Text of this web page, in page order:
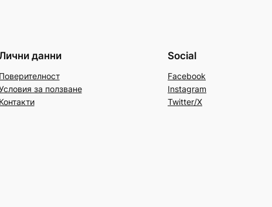
данни
Поверителност
за ползване
Контакти
Social
Facebook
Instagram
Twitter/X